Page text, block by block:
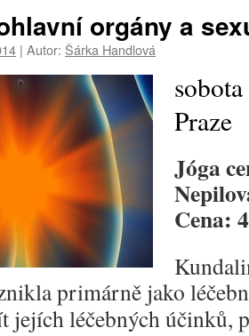
orgány a
| Autor: Šárka Handlová
Praze
Jóga
Cena:
primárně jako
jejích léčebných účinků,